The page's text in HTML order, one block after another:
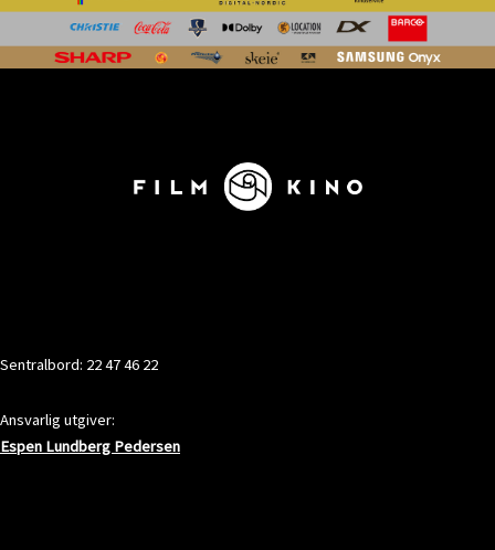
Sentralbord: 22 47 46 22
Ansvarlig utgiver:
Espen Lundberg Pedersen